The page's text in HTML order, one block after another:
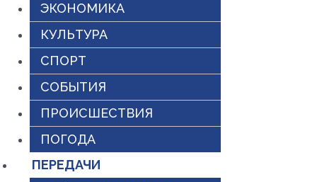
ЭКОНОМИКА
КУЛЬТУРА
СПОРТ
СОБЫТИЯ
ПРОИСШЕСТВИЯ
ПОГОДА
ПЕРЕДАЧИ